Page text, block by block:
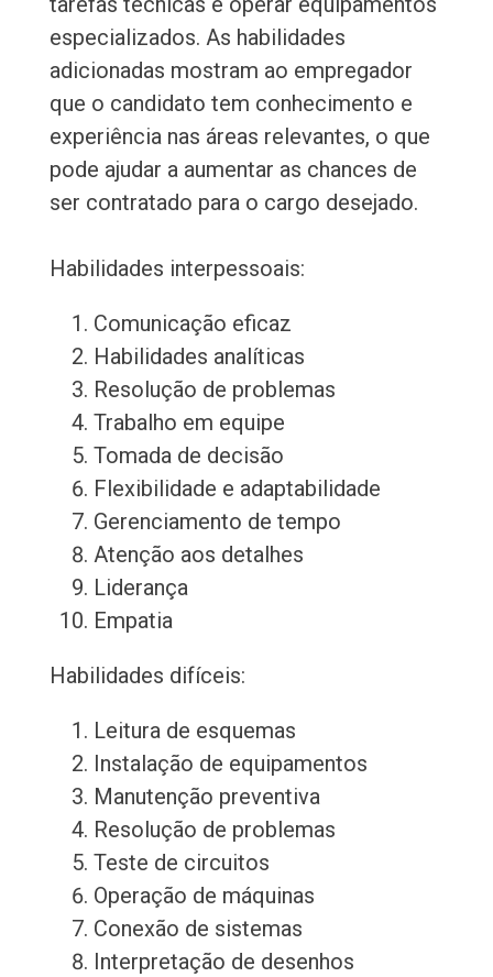
especializados. As habilidades
adicionadas mostram ao empregador
que o candidato tem conhecimento e
experiência nas áreas relevantes, o que
pode ajudar a aumentar as chances de
ser contratado para o cargo desejado.
Habilidades interpessoais:
Comunicação eficaz
Habilidades analíticas
Resolução de problemas
Trabalho em equipe
Tomada de decisão
Flexibilidade e adaptabilidade
Gerenciamento de tempo
Atenção aos detalhes
Liderança
Empatia
Habilidades difíceis:
Leitura de esquemas
Instalação de equipamentos
Manutenção preventiva
Resolução de problemas
Teste de circuitos
Operação de máquinas
Conexão de sistemas
Interpretação de desenhos